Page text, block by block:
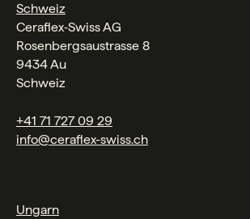
Schweiz
Ceraflex‑Swiss AG
Rosenbergsaustrasse 8
9434 Au
Schweiz
+41 71 727 09 29
info@ceraflex-swiss.ch
Ungarn